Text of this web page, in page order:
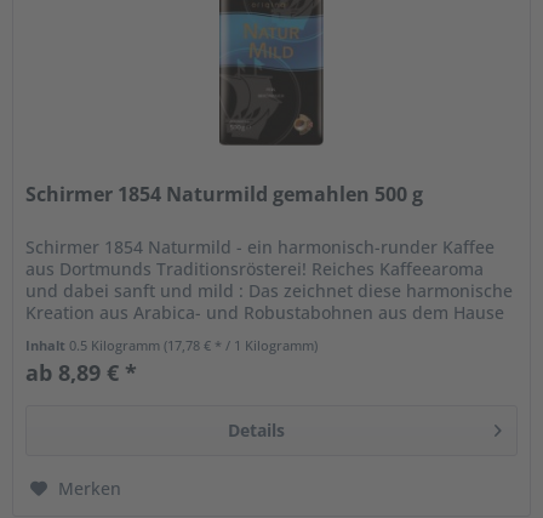
Schirmer 1854 Naturmild gemahlen 500 g
Schirmer 1854 Naturmild - ein harmonisch-runder Kaffee
aus Dortmunds Traditionsrösterei! Reiches Kaffeearoma
und dabei sanft und mild : Das zeichnet diese harmonische
Kreation aus Arabica- und Robustabohnen aus dem Hause
Inhalt 0.5 Kilogramm(17,78 € * / 1 Kilogramm)
ab 8,89 € *
Details
Merken